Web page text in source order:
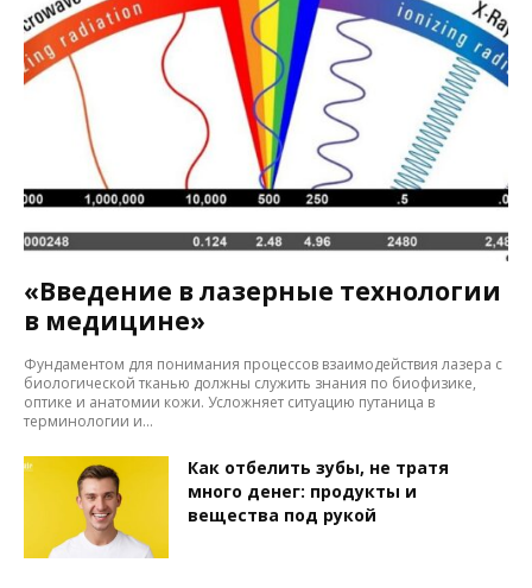
«Введение в лазерные технологии
в медицине»
Фундаментом для понимания процессов взаимодействия лазера с
биологической тканью должны служить знания по биофизике,
оптике и анатомии кожи. Усложняет ситуацию путаница в
терминологии и...
Как отбелить зубы, не тратя
много денег: продукты и
вещества под рукой